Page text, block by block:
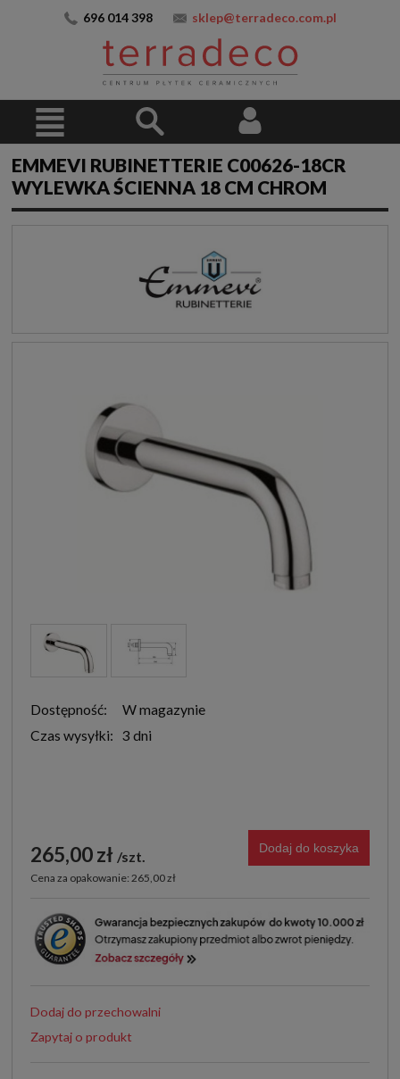
696 014 398 sklep@terradeco.com.pl
EMMEVI RUBINETTERIE C00626-18CR
WYLEWKA ŚCIENNA 18 CM CHROM
Dostępność:
W magazynie
Czas wysyłki: 3 dni
265,00 zł szt.
Cena za opakowanie: 265,00 zł
Dodaj do koszyka
Dodaj do przechowalni
Zapytaj o produkt